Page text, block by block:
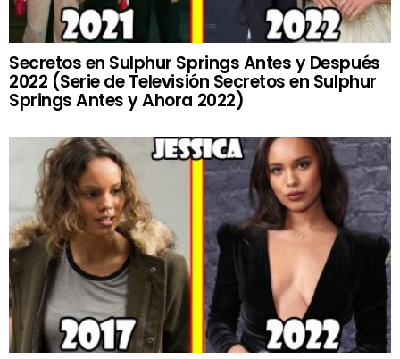
Secretos en Sulphur Springs Antes y Después
2022 (Serie de Televisión Secretos en Sulphur
Springs Antes y Ahora 2022)